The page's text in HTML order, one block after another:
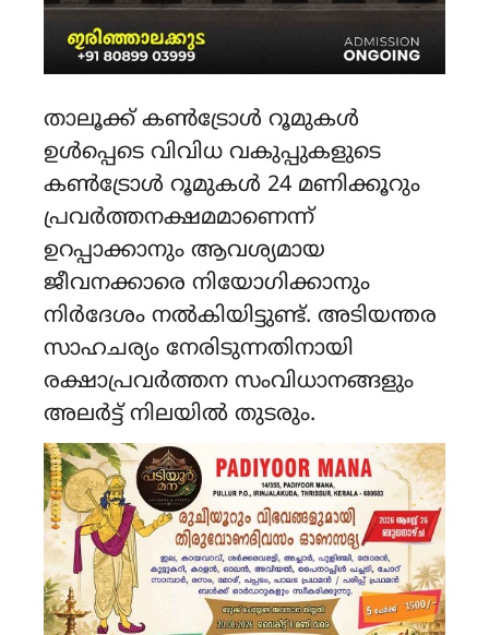
താലൂക്ക് കൺട്രോൾ റൂമുകൾ
ഉൾപ്പെടെ വിവിധ വകുപ്പുകളുടെ
കൺട്രോൾ റൂമുകൾ 24 മണിക്കൂറും
പ്രവർത്തനക്ഷമമാണെന്ന്
ഉറപ്പാക്കാനും ആവശ്യമായ
ജീവനക്കാരെ നിയോഗിക്കാനും
നിർദേശം നൽകിയിട്ടുണ്ട്. അടിയന്തര
സാഹചര്യം നേരിടുന്നതിനായി
രക്ഷാപ്രവർത്തന സംവിധാനങ്ങളും
അലർട്ട് നിലയിൽ തുടരും.